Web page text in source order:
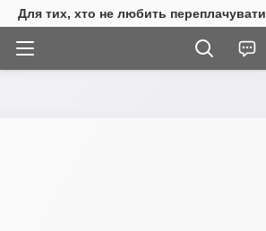
Для тих, хто не любить переплачувати